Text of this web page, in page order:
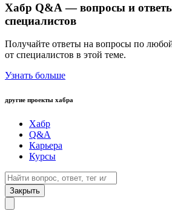
Хабр Q&A — вопросы и
специалистов
Получайте ответы на вопросы по
от специалистов в этой теме.
Узнать больше
другие проекты хабра
Хабр
Q&A
Карьера
Курсы
Закрыть